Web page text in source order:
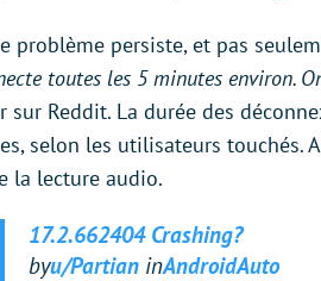
problème persiste, et pas
toutes les 5 minutes environ.
sur Reddit. La durée des
selon les utilisateurs touchés.
la lecture audio.
17.2.662404 Crashing?
byu/Partian inAndroidAuto